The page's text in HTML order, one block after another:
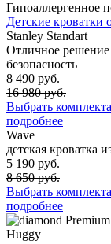
Гипоаллергенное
Детские кроватки
Stanley Standart
Отличное решение
безопасность
8 490 руб.
16 980 руб.
Выбрать
подробнее
Wave
детская кроватка
5 190 руб.
8 650 руб.
Выбрать
подробнее
Premium
Huggy